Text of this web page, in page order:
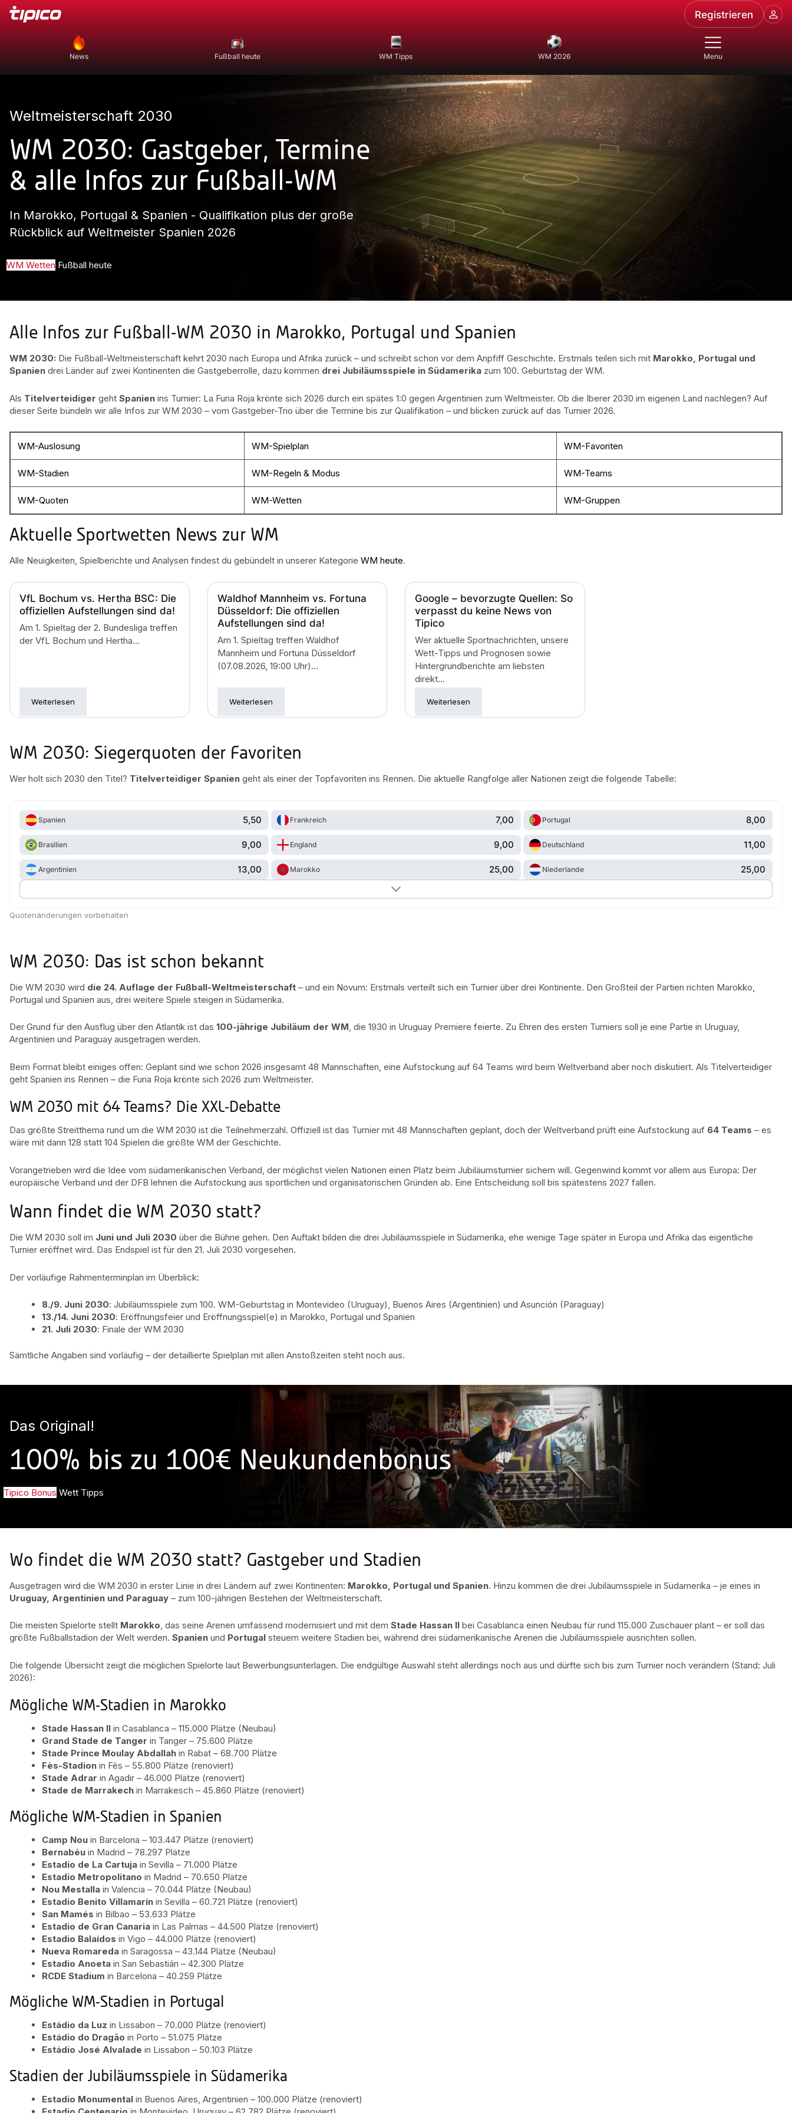
Registrieren
News Fußball heute WM Tipps WM 2026 Menu
Weltmeisterschaft 2030
WM 2030: Gastgeber, Termine
& alle Infos zur Fußball-WM
In Marokko, Portugal & Spanien - Qualifikation plus der große
Rückblick auf Weltmeister Spanien 2026
WM Wetten Fußball heute
Alle Infos zur Fußball-WM 2030 in Marokko, Portugal und Spanien
WM 2030: Die Fußball-Weltmeisterschaft kehrt 2030 nach Europa und Afrika zurück – und schreibt schon vor dem Anpfiff Geschichte. Erstmals teilen sich mit Marokko, Portugal und
Spanien drei Länder auf zwei Kontinenten die Gastgeberrolle, dazu kommen drei Jubiläumsspiele in Südamerika zum 100. Geburtstag der WM.
Als Titelverteidiger geht Spanien ins Turnier: La Furia Roja krönte sich 2026 durch ein spätes 1:0 gegen Argentinien zum Weltmeister. Ob die Iberer 2030 im eigenen Land nachlegen? Auf
dieser Seite bündeln wir alle Infos zur WM 2030 – vom Gastgeber-Trio über die Termine bis zur Qualifikation – und blicken zurück auf das Turnier 2026.
WM-Auslosung WM-Spielplan WM-Favoriten
WM-Stadien WM-Regeln & Modus WM-Teams
WM-Quoten WM-Wetten WM-Gruppen
Aktuelle Sportwetten News zur WM
Alle Neuigkeiten, Spielberichte und Analysen findest du gebündelt in unserer Kategorie WM heute.
VfL Bochum vs. Hertha BSC: Die
offiziellen Aufstellungen sind da!
Am 1. Spieltag der 2. Bundesliga treffen
der VfL Bochum und Hertha...
Weiterlesen
Waldhof Mannheim vs. Fortuna
Düsseldorf: Die offiziellen
Aufstellungen sind da!
Am 1. Spieltag treffen Waldhof
Mannheim und Fortuna Düsseldorf
(07.08.2026, 19:00 Uhr)...
Weiterlesen
Google – bevorzugte Quellen: So
verpasst du keine News von
Tipico
Wer aktuelle Sportnachrichten, unsere
Wett-Tipps und Prognosen sowie
Hintergrundberichte am liebsten
direkt...
Weiterlesen
WM 2030: Siegerquoten der Favoriten
Wer holt sich 2030 den Titel? Titelverteidiger Spanien geht als einer der Topfavoriten ins Rennen. Die aktuelle Rangfolge aller Nationen zeigt die folgende Tabelle:
Spanien 5,50 Frankreich 7,00 Portugal 8,00
Brasilien 9,00 England 9,00 Deutschland 11,00
Argentinien 13,00 Marokko 25,00 Niederlande 25,00
Quotenänderungen vorbehalten
WM 2030: Das ist schon bekannt
Die WM 2030 wird die 24. Auflage der Fußball-Weltmeisterschaft – und ein Novum: Erstmals verteilt sich ein Turnier über drei Kontinente. Den Großteil der Partien richten Marokko,
Portugal und Spanien aus, drei weitere Spiele steigen in Südamerika.
Der Grund für den Ausflug über den Atlantik ist das 100-jährige Jubiläum der WM, die 1930 in Uruguay Premiere feierte. Zu Ehren des ersten Turniers soll je eine Partie in Uruguay,
Argentinien und Paraguay ausgetragen werden.
Beim Format bleibt einiges offen: Geplant sind wie schon 2026 insgesamt 48 Mannschaften, eine Aufstockung auf 64 Teams wird beim Weltverband aber noch diskutiert. Als Titelverteidiger
geht Spanien ins Rennen – die Furia Roja krönte sich 2026 zum Weltmeister.
WM 2030 mit 64 Teams? Die XXL-Debatte
Das größte Streitthema rund um die WM 2030 ist die Teilnehmerzahl. Offiziell ist das Turnier mit 48 Mannschaften geplant, doch der Weltverband prüft eine Aufstockung auf 64 Teams – es
wäre mit dann 128 statt 104 Spielen die größte WM der Geschichte.
Vorangetrieben wird die Idee vom südamerikanischen Verband, der möglichst vielen Nationen einen Platz beim Jubiläumsturnier sichern will. Gegenwind kommt vor allem aus Europa: Der
europäische Verband und der DFB lehnen die Aufstockung aus sportlichen und organisatorischen Gründen ab. Eine Entscheidung soll bis spätestens 2027 fallen.
Wann findet die WM 2030 statt?
Die WM 2030 soll im Juni und Juli 2030 über die Bühne gehen. Den Auftakt bilden die drei Jubiläumsspiele in Südamerika, ehe wenige Tage später in Europa und Afrika das eigentliche
Turnier eröffnet wird. Das Endspiel ist für den 21. Juli 2030 vorgesehen.
Der vorläufige Rahmenterminplan im Überblick:
8./9. Juni 2030: Jubiläumsspiele zum 100. WM-Geburtstag in Montevideo (Uruguay), Buenos Aires (Argentinien) und Asunción (Paraguay)
13./14. Juni 2030: Eröffnungsfeier und Eröffnungsspiel(e) in Marokko, Portugal und Spanien
21. Juli 2030: Finale der WM 2030
Sämtliche Angaben sind vorläufig – der detaillierte Spielplan mit allen Anstoßzeiten steht noch aus.
Das Original!
100% bis zu 100€ Neukundenbonus
Tipico Bonus Wett Tipps
Wo findet die WM 2030 statt? Gastgeber und Stadien
Ausgetragen wird die WM 2030 in erster Linie in drei Ländern auf zwei Kontinenten: Marokko, Portugal und Spanien. Hinzu kommen die drei Jubiläumsspiele in Südamerika – je eines in
Uruguay, Argentinien und Paraguay – zum 100-jährigen Bestehen der Weltmeisterschaft.
Die meisten Spielorte stellt Marokko, das seine Arenen umfassend modernisiert und mit dem Stade Hassan II bei Casablanca einen Neubau für rund 115.000 Zuschauer plant – er soll das
größte Fußballstadion der Welt werden. Spanien und Portugal steuern weitere Stadien bei, während drei südamerikanische Arenen die Jubiläumsspiele ausrichten sollen.
Die folgende Übersicht zeigt die möglichen Spielorte laut Bewerbungsunterlagen. Die endgültige Auswahl steht allerdings noch aus und dürfte sich bis zum Turnier noch verändern (Stand: Juli
2026):
Mögliche WM-Stadien in Marokko
Stade Hassan II in Casablanca – 115.000 Plätze (Neubau)
Grand Stade de Tanger in Tanger – 75.600 Plätze
Stade Prince Moulay Abdallah in Rabat – 68.700 Plätze
Fès-Stadion in Fès – 55.800 Plätze (renoviert)
Stade Adrar in Agadir – 46.000 Plätze (renoviert)
Stade de Marrakech in Marrakesch – 45.860 Plätze (renoviert)
Mögliche WM-Stadien in Spanien
Camp Nou in Barcelona – 103.447 Plätze (renoviert)
Bernabéu in Madrid – 78.297 Plätze
Estadio de La Cartuja in Sevilla – 71.000 Plätze
Estadio Metropolitano in Madrid – 70.650 Plätze
Nou Mestalla in Valencia – 70.044 Plätze (Neubau)
Estadio Benito Villamarín in Sevilla – 60.721 Plätze (renoviert)
San Mamés in Bilbao – 53.633 Plätze
Estadio de Gran Canaria in Las Palmas – 44.500 Plätze (renoviert)
Estadio Balaídos in Vigo – 44.000 Plätze (renoviert)
Nueva Romareda in Saragossa – 43.144 Plätze (Neubau)
Estadio Anoeta in San Sebastián – 42.300 Plätze
RCDE Stadium in Barcelona – 40.259 Plätze
Mögliche WM-Stadien in Portugal
Estádio da Luz in Lissabon – 70.000 Plätze (renoviert)
Estádio do Dragão in Porto – 51.075 Plätze
Estádio José Alvalade in Lissabon – 50.103 Plätze
Stadien der Jubiläumsspiele in Südamerika
Estadio Monumental in Buenos Aires, Argentinien – 100.000 Plätze (renoviert)